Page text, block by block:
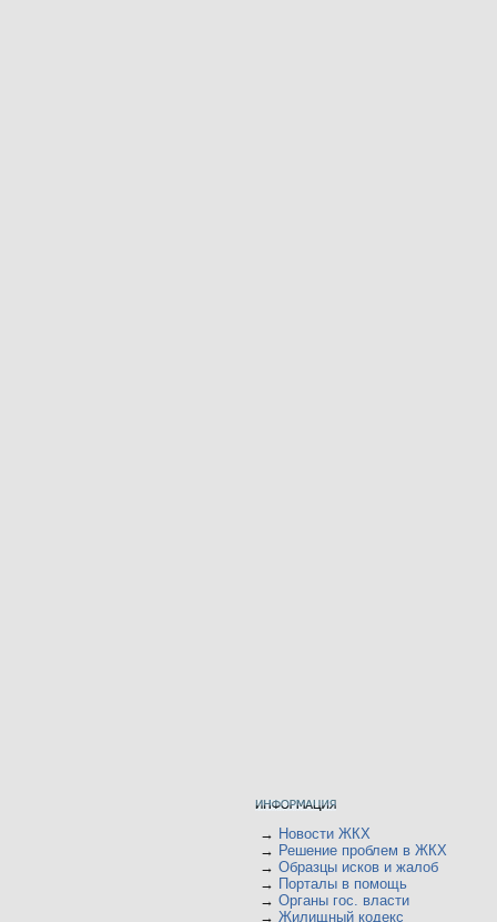
→ Новости ЖКХ
→ Решение проблем в ЖКХ
→ Образцы исков и жалоб
→ Порталы в помощь
→ Органы гос. власти
→ Жилищный кодекс